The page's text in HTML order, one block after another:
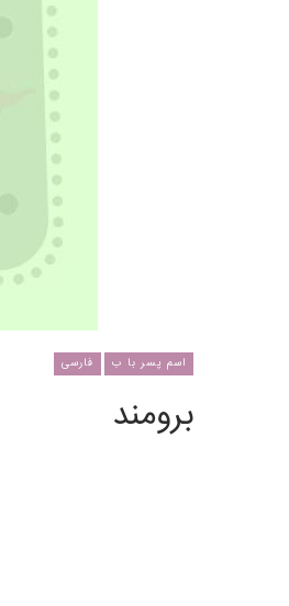
اسم پسر با ب فارسی
برومند